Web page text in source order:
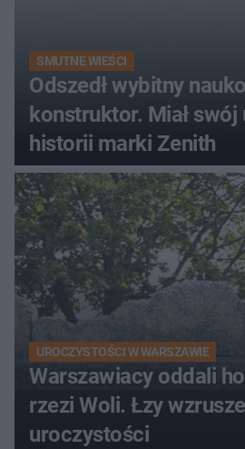
SMUTNE WIEŚCI
Odszedł wybitny
konstruktor. Miał swój
historii marki Zenith
UROCZYSTOŚCI W WARSZAWIE
Warszawiacy oddali
rzezi Woli. Łzy
uroczystości